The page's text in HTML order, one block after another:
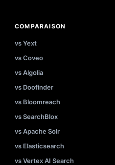
COMPARAISON
vs Yext
vs Coveo
vs Algolia
vs Doofinder
vs Bloomreach
vs SearchBlox
vs Apache Solr
vs Elasticsearch
vs Vertex AI Search